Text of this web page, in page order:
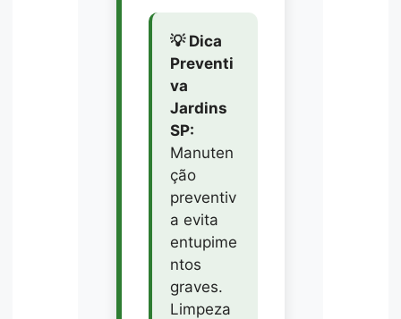
💡 Dica
Preventi
va
Jardins
SP:
Manuten
ção
preventiv
a evita
entupime
ntos
graves.
Limpeza